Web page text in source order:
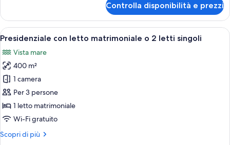
matrimoniale
o
2
letti
singoli
Standard
con
letto
o
2
letti
singoli
Controlla disponibilità e prezzi
Apri
tutte
le
foto
per
Presidenziale
con
letto
matrimoniale
o
Una camera d'albergo con un letto,
8
Presidenziale con letto matrimoniale o 2 letti singoli
Vista mare
400 m²
1 camera
Per 3 persone
1 letto matrimoniale
Wi-Fi gratuito
Scopri di più
Altri